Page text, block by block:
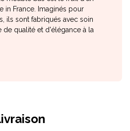
in France. Imaginés pour
ils sont fabriqués avec soin
de qualité et d'élégance à la